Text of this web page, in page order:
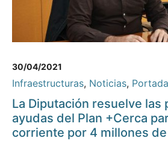
30/04/2021
Infraestructuras, Noticias, Portada
La Diputación resuelve las
ayudas del Plan +Cerca
corriente por 4 millones